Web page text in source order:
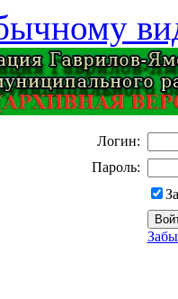
Логин:
Пароль: